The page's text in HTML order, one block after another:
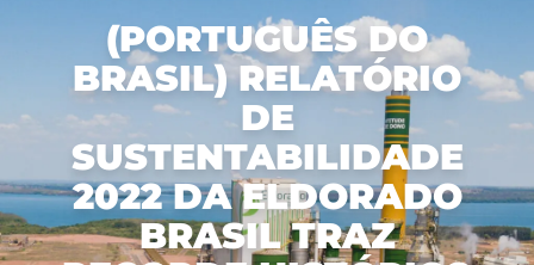
Necessários para o funcionamento do site e
segurança da navegação.
Cookies de Desempenho/Performance
Permitem analisar acessos e
comportamento de navegação para
melhorar a performance do site.
巴西埃尔多拉多（ELDORADO BRASIL）
公司
历史沿革
我们的文化
立足
业务、绩效和创新
生产链
林区
可持续经营
废物管理
治理
管理模式
与投资者的关系
(PORTUGUÊS DO
BRASIL) RELATÓRIO
DE
SUSTENTABILIDADE
2022 DA ELDORADO
BRASIL TRAZ